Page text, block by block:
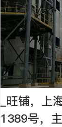
_旺铺，上
1389号，